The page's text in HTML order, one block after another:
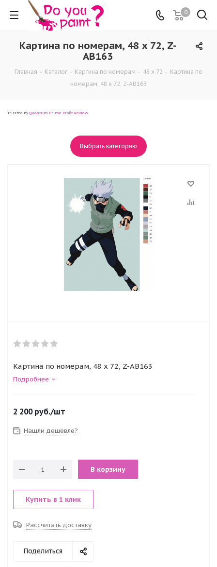
0
Картина по номерам, 48 x 72, Z-
AB163
Главная - Каталог - Картина по номерам - 48 x 72 - Картина по
номерам, 48 x 72, Z-AB163
Trusted by Quantum Prime Profit Review
Выбрать категорию
Картина по номерам, 48 x 72, Z-AB163
Подробнее
2 200руб./шт
Нашли дешевле?
В корзину
Купить в 1 клик
Рассчитать доставку
Поделиться